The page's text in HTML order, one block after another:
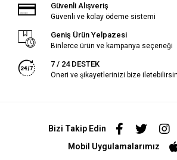
Güvenli Alışveriş
Güvenli ve kolay ödeme sistemi
Geniş Ürün Yelpazesi
Binlerce ürün ve kampanya seçeneği
7 / 24 DESTEK
Öneri ve şikayetlerinizi bize
Bizi Takip Edin
Mobil Uygulamalarımız